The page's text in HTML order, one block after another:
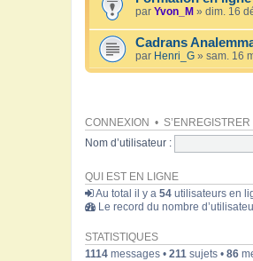
par Yvon_M » dim. 16
Cadrans
par Henri_G » sam. 16
CONNEXION • S’ENREGISTRER
Nom d’utilisateur :
QUI EST EN LIGNE
Au total il y a 54 utilisateurs en
Le record du nombre
STATISTIQUES
1114 messages • 211 sujets • 86